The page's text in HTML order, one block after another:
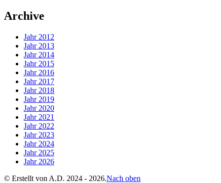
Archive
Jahr 2012
Jahr 2013
Jahr 2014
Jahr 2015
Jahr 2016
Jahr 2017
Jahr 2018
Jahr 2019
Jahr 2020
Jahr 2021
Jahr 2022
Jahr 2023
Jahr 2024
Jahr 2025
Jahr 2026
© Erstellt von A.D. 2024 - 2026.Nach oben